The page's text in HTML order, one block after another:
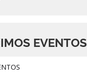
EVENTOS